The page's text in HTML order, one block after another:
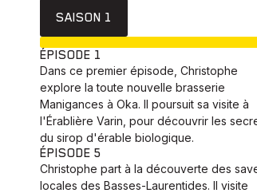
SAISON 1
ÉPISODE 1
Dans ce premier épisode, Christophe
explore la toute nouvelle brasserie
Manigances à Oka. Il poursuit sa visite à
l'Érablière Varin, pour découvrir les
du sirop d'érable biologique.
ÉPISODE 5
Christophe part à la découverte des
locales des Basses-Laurentides. Il visite